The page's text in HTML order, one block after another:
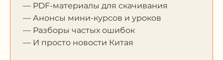
— PDF-материалы для скачивания
— Анонсы мини-курсов и уроков
— Разборы частых ошибок
— И просто новости Китая